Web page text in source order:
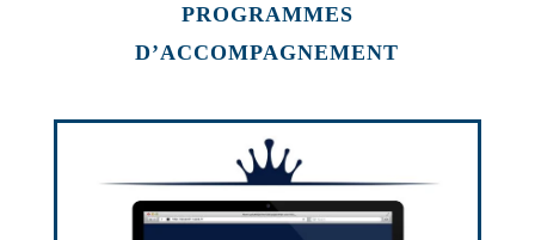
PROGRAMMES
D’ACCOMPAGNEMENT